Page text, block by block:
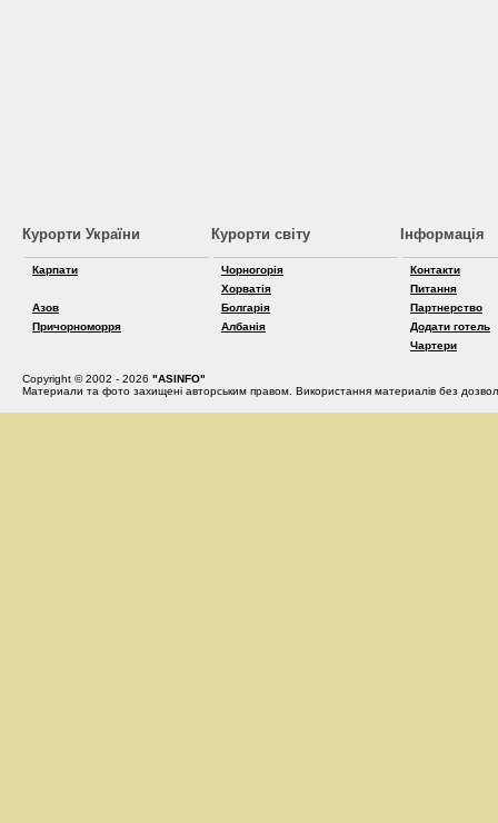
Курорти України
Карпати
Азов
Причорноморря
Курорти світу
Чорногорія
Хорватія
Болгарія
Албанія
Інформація
Контакти
Питання
Партнерство
Додати готель
Чартери
Copyright © 2002 - 2026 "ASINFO"
Материали та фото захищені авторським правом. Використання материалів без